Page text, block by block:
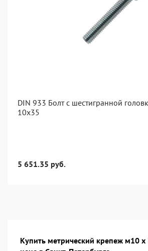
DIN 933 Болт с шестигранной
10x35
5 651.35 руб.
Купить метрический крепеж м10